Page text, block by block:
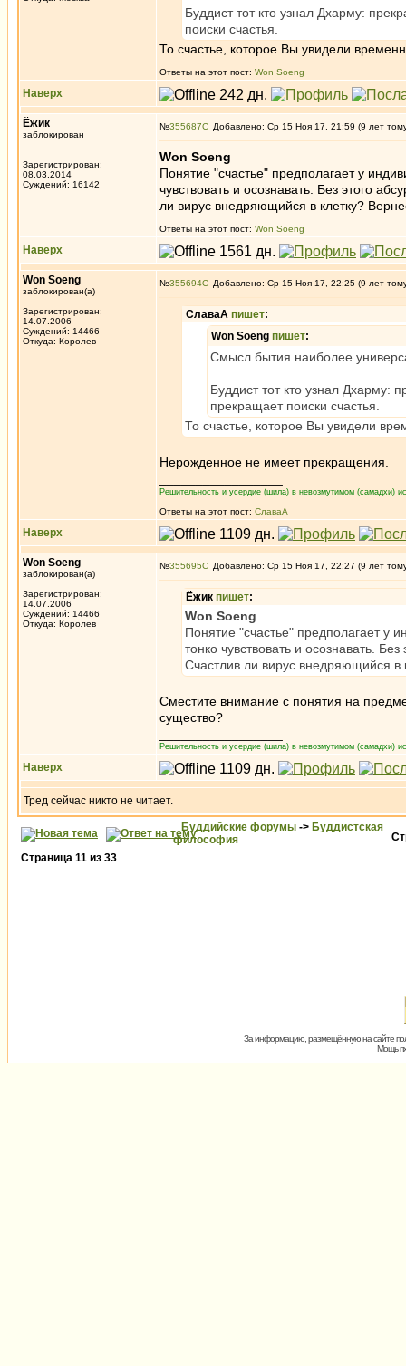
Буддист тот кто узнал Дхарму:
поиски счастья.
То счастье, которое Вы увидели
Ответы на этот пост: Won Soeng
Наверх
Ёжик
заблокирован
Зарегистрирован:
08.03.2014
Суждений: 16142
№355687 Добавлено: Ср 15 Ноя 17, 21:59 (9 лет
Won Soeng
Понятие "счастье" предполагает у
чувствовать и осознавать. Без этого
ли вирус внедряющийся в клетку?
Ответы на этот пост: Won Soeng
Наверх
Won Soeng
заблокирован(а)
Зарегистрирован:
14.07.2006
Суждений: 14466
Откуда: Королев
№355694 Добавлено: Ср 15 Ноя 17, 22:25 (9 лет
СлаваА пишет:
Won Soeng пишет:
Смысл бытия наиболее
Буддист тот кто узнал Дхарму:
прекращает поиски счастья.
То счастье, которое Вы увидели
Нерожденное не имеет прекращения.
Решительность и усердие (шила) в невозмутимом (самадхи)
Ответы на этот пост: СлаваА
Наверх
Won Soeng
заблокирован(а)
Зарегистрирован:
14.07.2006
Суждений: 14466
Откуда: Королев
№355695 Добавлено: Ср 15 Ноя 17, 22:27 (9 лет
Ёжик пишет:
Won Soeng
Понятие "счастье" предполагает у
тонко чувствовать и осознавать.
Счастлив ли вирус внедряющийся в
Сместите внимание с понятия на
существо?
Решительность и усердие (шила) в невозмутимом (самадхи)
Наверх
Тред сейчас никто не читает.
Буддийские форумы -> Буддистская
философия
Страница 11 из 33
За информацию, размещённую на сайте
Мощь